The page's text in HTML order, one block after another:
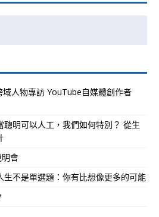
域人物專訪 YouTube自媒體創作者
聰明可以人工，我們如何特別？ 從生
會
生不是單選題：你有比想像更多的可能